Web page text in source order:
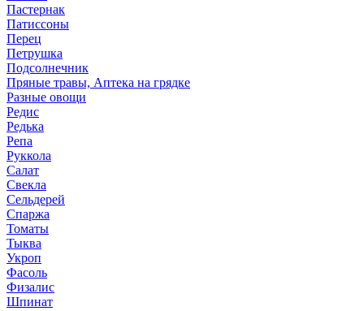
Пастернак
Патиссоны
Перец
Петрушка
Подсолнечник
Пряные травы, Аптека на грядке
Разные овощи
Редис
Редька
Репа
Руккола
Салат
Свекла
Сельдерей
Спаржа
Томаты
Тыква
Укроп
Фасоль
Физалис
Шпинат